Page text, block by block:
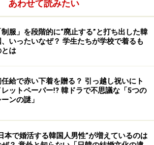
あわせて読みたい
制服」を段階的に“廃止する”と打ち出した韓
、いったいなぜ？ 学生たちが学校で着るも
とは
給で赤い下着を贈る？ 引っ越し祝いにト
レットペーパー!? 韓ドラで不思議な「5つの
ンの謎」
本で婚活する韓国人男性”が増えているのは